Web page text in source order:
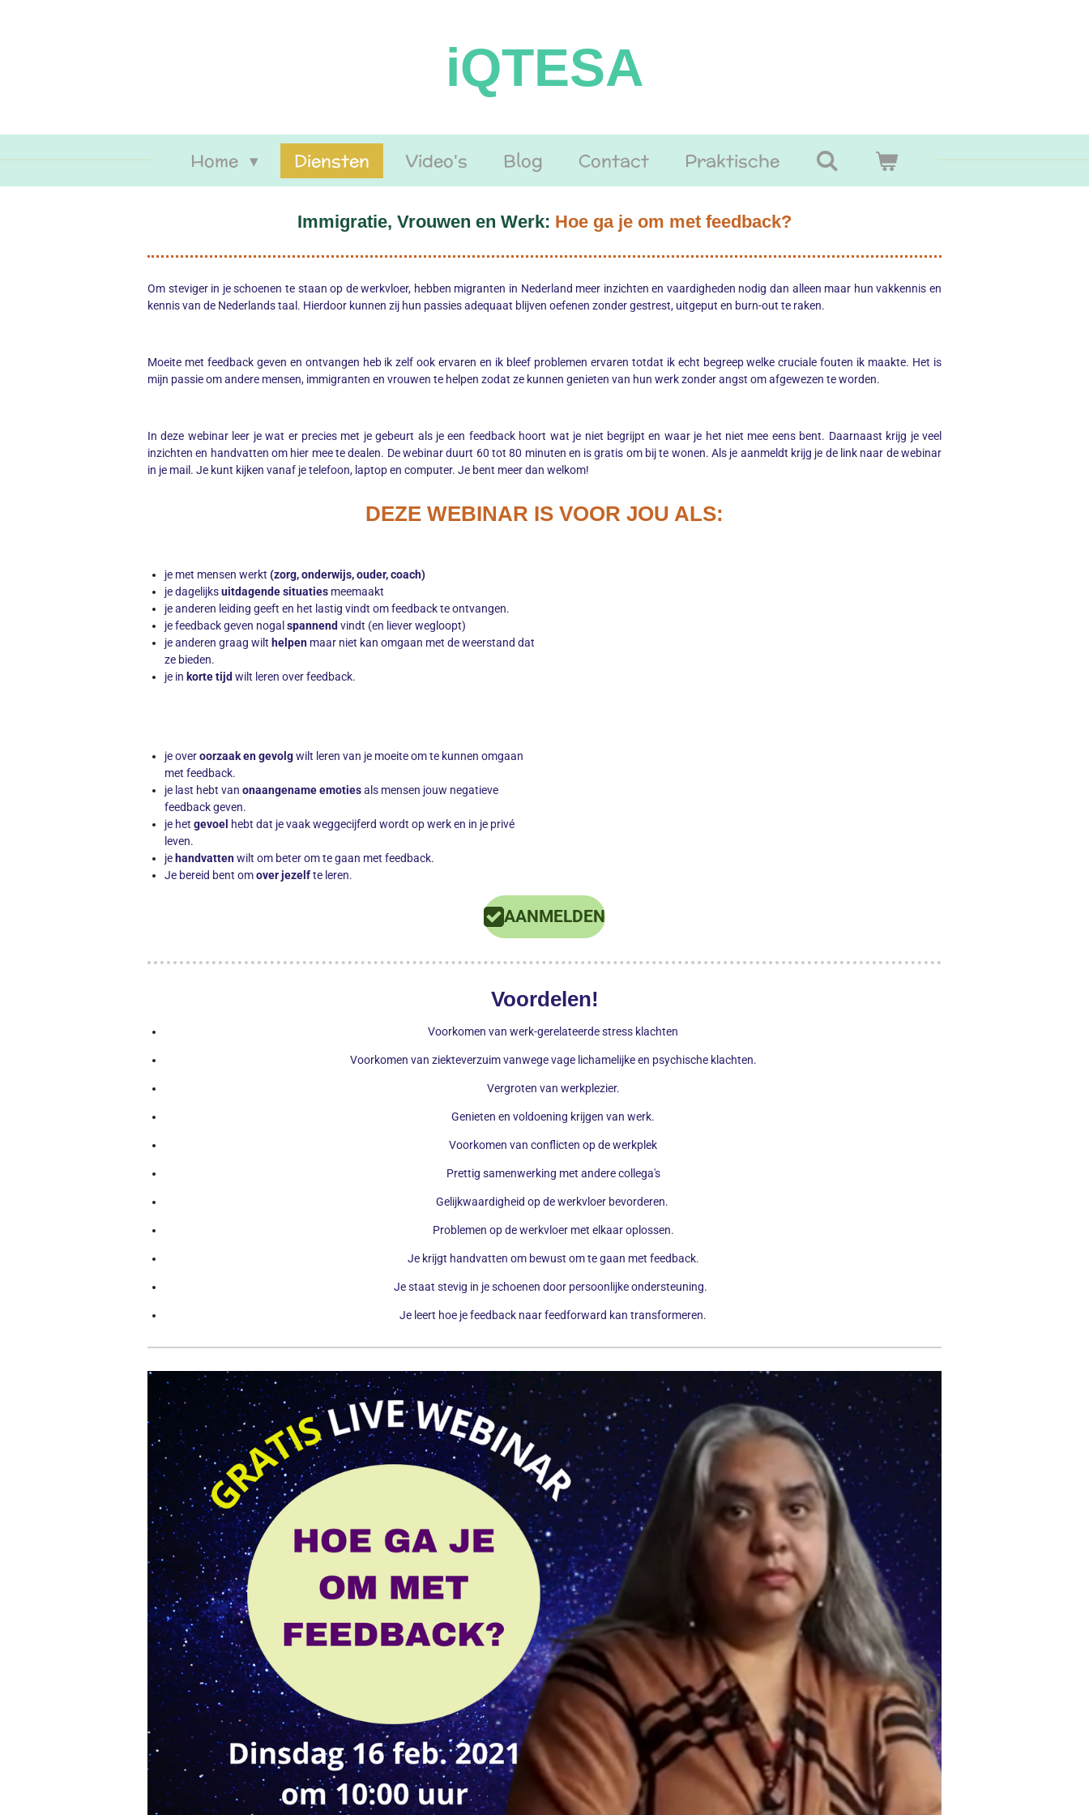
iQTESA
Home Diensten Video's Blog Contact Praktische
Immigratie, Vrouwen en Werk: Hoe ga je om met feedback?
Om steviger in je schoenen te staan op de werkvloer, hebben migranten in Nederland meer inzichten en vaardigheden nodig dan alleen maar hun vakkennis en
kennis van de Nederlands taal. Hierdoor kunnen zij hun passies adequaat blijven oefenen zonder gestrest, uitgeput en burn-out te raken.
Moeite met feedback geven en ontvangen heb ik zelf ook ervaren en ik bleef problemen ervaren totdat ik echt begreep welke cruciale fouten ik maakte. Het is
mijn passie om andere mensen, immigranten en vrouwen te helpen zodat ze kunnen genieten van hun werk zonder angst om afgewezen te worden.
In deze webinar leer je wat er precies met je gebeurt als je een feedback hoort wat je niet begrijpt en waar je het niet mee eens bent. Daarnaast krijg je veel
inzichten en handvatten om hier mee te dealen. De webinar duurt 60 tot 80 minuten en is gratis om bij te wonen. Als je aanmeldt krijg je de link naar de webinar
in je mail. Je kunt kijken vanaf je telefoon, laptop en computer. Je bent meer dan welkom!
DEZE WEBINAR IS VOOR JOU ALS:
je met mensen werkt (zorg, onderwijs, ouder, coach)
je dagelijksuitdagende situaties meemaakt
je anderen leiding geeft en het lastig vindt om feedback te ontvangen.
je feedback geven nogal spannend vindt (en liever wegloopt)
je anderen graag wilt helpen maar niet kan omgaan met de weerstand dat
ze bieden.
je in korte tijd wilt leren over feedback.
je overoorzaak en gevolgwilt leren van je moeite om te kunnen omgaan
met feedback.
je last hebt van onaangename emotiesals mensen jouw negatieve
feedback geven.
je het gevoel hebt dat je vaak weggecijferd wordt op werk en in je privé
leven.
je handvattenwilt om beter om te gaan met feedback.
Je bereid bent omover jezelfte leren.
AANMELDEN
Voordelen!
Voorkomen van werk-gerelateerde stress klachten
Voorkomen van ziekteverzuim vanwege vage lichamelijke en psychische klachten.
Vergroten van werkplezier.
Genieten en voldoening krijgen van werk.
Voorkomen van conflicten op de werkplek
Prettig samenwerking met andere collega's
Gelijkwaardigheid op de werkvloer bevorderen.
Problemen op de werkvloer met elkaar oplossen.
Je krijgt handvatten om bewust om te gaan met feedback.
Je staat stevig in je schoenen door persoonlijke ondersteuning.
Je leert hoe je feedback naar feedforward kan transformeren.